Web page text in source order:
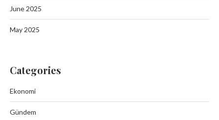
June 2025
May 2025
Categories
Ekonomi
Gündem